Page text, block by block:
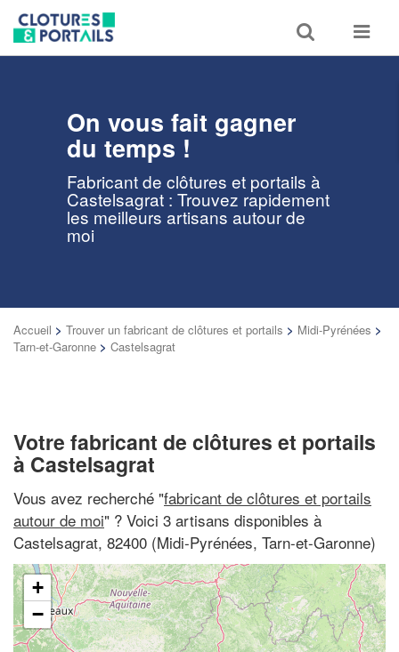
Toggle
search
Toggle
On vous fait gagner
du temps !
Fabricant de clôtures et portails à
Castelsagrat : Trouvez rapidement
les meilleurs artisans autour de
moi
Accueil > Trouver un fabricant de clôtures et portails > Midi-Pyrénées >
Tarn-et-Garonne > Castelsagrat
Votre fabricant de clôtures et portails
à Castelsagrat
Vous avez recherché "fabricant de clôtures et portails
autour de moi" ? Voici 3 artisans disponibles à
Castelsagrat, 82400 (Midi-Pyrénées, Tarn-et-Garonne)
+
−